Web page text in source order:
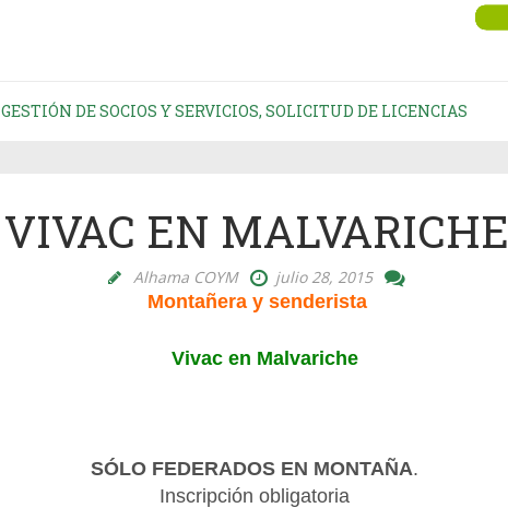
GESTIÓN DE SOCIOS Y SERVICIOS, SOLICITUD DE LICENCIAS
VIVAC EN MALVARICHE
Alhama COYM julio 28, 2015
Montañera y senderista
Vivac en Malvariche
SÓLO FEDERADOS EN MONTAÑA.
Inscripción obligatoria